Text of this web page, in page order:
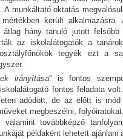
A munkáltató oktatás
került alkalmazásra.
átlag hány tanuló jutott
az iskolalátogatók a
tegyék ezt a
irányítása” is fontos
fontos feladata
adódott, de az előtt is
megbeszélni,
valamint továbbképző
példaként lehetett ajánlani